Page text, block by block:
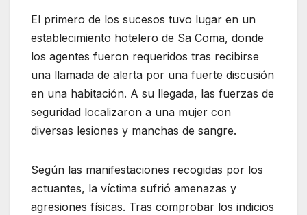
El primero de los sucesos tuvo lugar en un
establecimiento hotelero de Sa Coma, donde
los agentes fueron requeridos tras recibirse
una llamada de alerta por una fuerte discusión
en una habitación. A su llegada, las fuerzas de
seguridad localizaron a una mujer con
diversas lesiones y manchas de sangre.
Según las manifestaciones recogidas por los
actuantes, la víctima sufrió amenazas y
agresiones físicas. Tras comprobar los indicios